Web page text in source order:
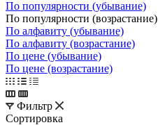
По популярности (убывание)
По популярности (возрастание)
По алфавиту (убывание)
По алфавиту (возрастание)
По цене (убывание)
По цене (возрастание)
Фильтр
Сортировка